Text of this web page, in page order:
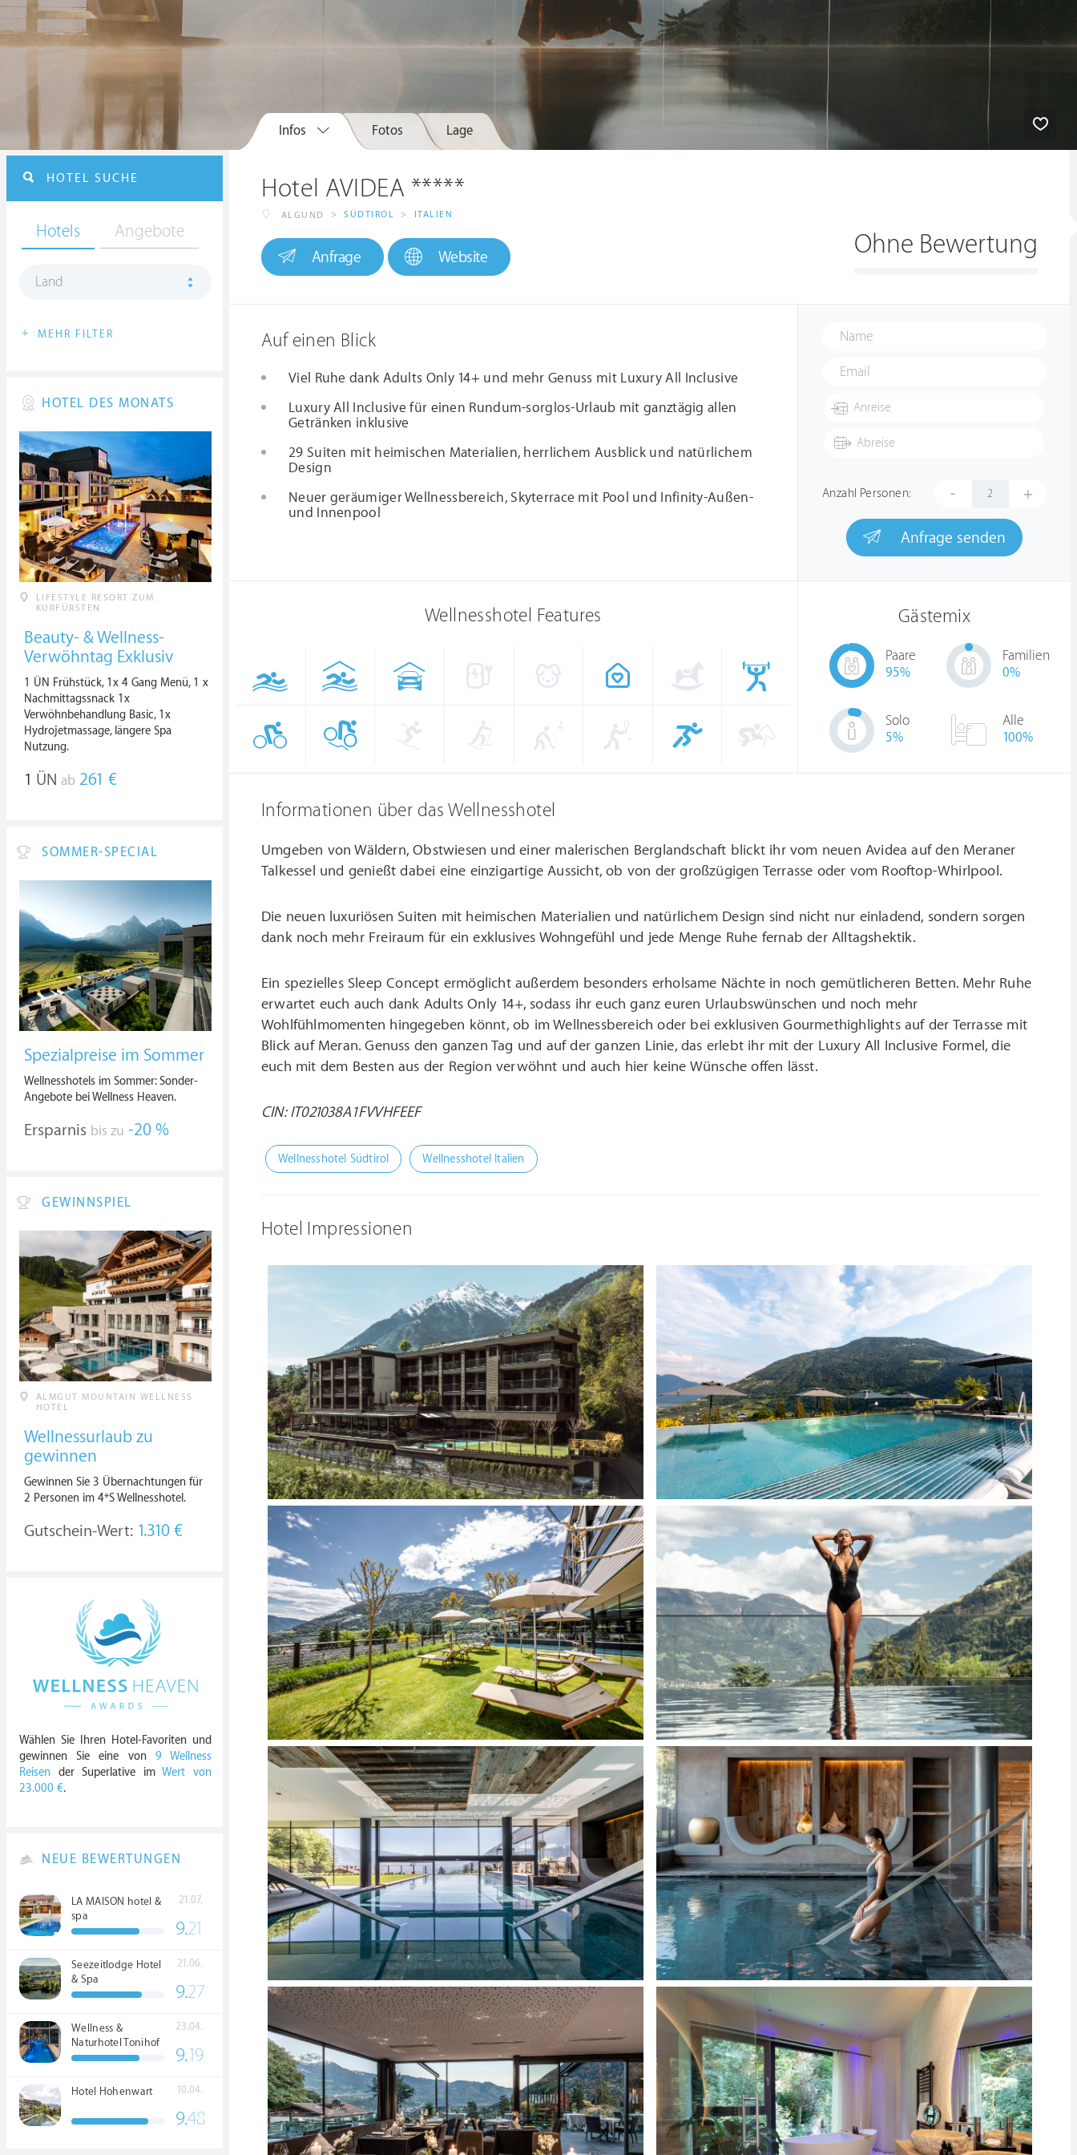
Infos Fotos Lage
Hotel AVIDEA *****
ALGUND > SÜDTIROL > ITALIEN
Anfrage Website Ohne Bewertung
Auf einen Blick
Viel Ruhe dank Adults Only 14+ und mehr Genuss mit Luxury All Inclusive
Luxury All Inclusive für einen Rundum-sorglos-Urlaub mit ganztägig allen
Getränken inklusive
29 Suiten mit heimischen Materialien, herrlichem Ausblick und natürlichem
Design
Neuer geräumiger Wellnessbereich, Skyterrace mit Pool und Infinity-Außen-
und Innenpool
Anzahl Personen: - +
Anfrage senden
Wellnesshotel Features Gästemix
Paare
95%
Familien
0%
Solo
5%
Alle
100%
Informationen über das Wellnesshotel
Umgeben von Wäldern, Obstwiesen und einer malerischen Berglandschaft blickt ihr vom neuen Avidea auf den Meraner
Talkessel und genießt dabei eine einzigartige Aussicht, ob von der großzügigen Terrasse oder vom Rooftop-Whirlpool.
Die neuen luxuriösen Suiten mit heimischen Materialien und natürlichem Design sind nicht nur einladend, sondern sorgen
dank noch mehr Freiraum für ein exklusives Wohngefühl und jede Menge Ruhe fernab der Alltagshektik.
Ein spezielles Sleep Concept ermöglicht außerdem besonders erholsame Nächte in noch gemütlicheren Betten. Mehr Ruhe
erwartet euch auch dank Adults Only 14+, sodass ihr euch ganz euren Urlaubswünschen und noch mehr
Wohlfühlmomenten hingegeben könnt, ob im Wellnessbereich oder bei exklusiven Gourmethighlights auf der Terrasse mit
Blick auf Meran. Genuss den ganzen Tag und auf der ganzen Linie, das erlebt ihr mit der Luxury All Inclusive Formel, die
euch mit dem Besten aus der Region verwöhnt und auch hier keine Wünsche offen lässt.
CIN: IT021038A1FVVHFEEF
Wellnesshotel Südtirol Wellnesshotel Italien
Hotel Impressionen
HOTEL SUCHE
Hotels Angebote
Land
+ MEHR FILTER
HOTEL DES MONATS
LIFESTYLE RESORT ZUM
KURFÜRSTEN
Beauty- & Wellness-
Verwöhntag Exklusiv
1 ÜN Frühstück, 1x 4 Gang Menü, 1 x
Nachmittagssnack 1x
Verwöhnbehandlung Basic, 1x
Hydrojetmassage, längere Spa
Nutzung.
1 ÜN ab 261 €
SOMMER-SPECIAL
Spezialpreise im Sommer
Wellnesshotels im Sommer: Sonder-
Angebote bei Wellness Heaven.
Ersparnis bis zu -20 %
GEWINNSPIEL
ALMGUT MOUNTAIN WELLNESS
HOTEL
Wellnessurlaub zu
gewinnen
Gewinnen Sie 3 Übernachtungen für
2 Personen im 4*S Wellnesshotel.
Gutschein-Wert: 1.310 €
Wählen Sie Ihren Hotel-Favoriten und
gewinnen Sie eine von 9 Wellness
Reisen der Superlative imWert von
23.000 €.
NEUE BEWERTUNGEN
LA MAISON hotel &
spa
21.07.
9.21
Seezeitlodge Hotel
& Spa
21.06.
9.27
Wellness &
Naturhotel Tonihof
****S
23.04.
9.19
Hotel Hohenwart 10.04.
9.48